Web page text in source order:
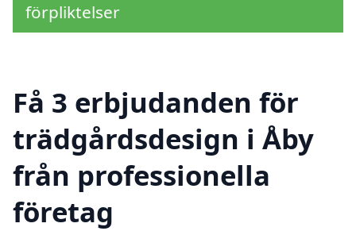
förpliktelser
Få 3 erbjudanden för
trädgårdsdesign i Åby
från professionella
företag